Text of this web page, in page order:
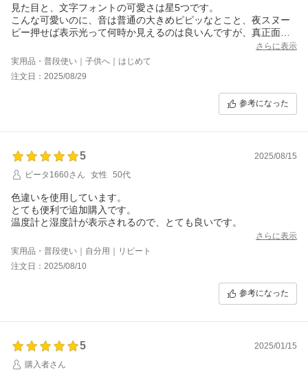
見た目と、文字フォントの可愛さは星5つです。
こんな可愛いのに、音は普通の大きめピピッなとこと、夜スヌー
ピー押せば表示光って何時か見えるのは良いんですが、真正面か
ら見ないと文字が分かりません。斜めから見たら何時か分からな
いのが不満で、星一つ減らしました。
さらに表示
実用品・普段使い｜子供へ｜はじめて
注文日：2025/08/29
参考になった
5
2025/08/15
ビータ1660さん
女性 50代
色違いを使用しています。
とても便利で追加購入です。
温度計と湿度計が表示されるので、とても良いです。
さらに表示
実用品・普段使い｜自分用｜リピート
注文日：2025/08/10
参考になった
5
2025/01/15
購入者さん